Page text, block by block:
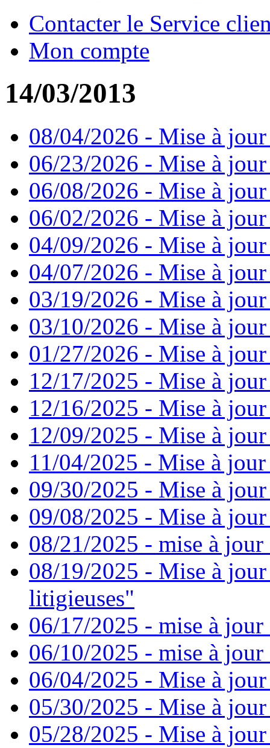
Contacter le Service
Mon compte
14/03/2013
08/04/2026 - Mise à
06/23/2026 - Mise à
06/08/2026 - Mise à
06/02/2026 - Mise à
04/09/2026 - Mise à
04/07/2026 - Mise à
03/19/2026 - Mise à
03/10/2026 - Mise à
01/27/2026 - Mise à
12/17/2025 - Mise à
12/16/2025 - Mise à
12/09/2025 - Mise à
11/04/2025 - Mise à
09/30/2025 - Mise à
09/08/2025 - Mise à
08/21/2025 - mise à jour
08/19/2025 - Mise à jour
litigieuses"
06/17/2025 - mise à jour
06/10/2025 - mise à jour
06/04/2025 - Mise à
05/30/2025 - Mise à
05/28/2025 - Mise à